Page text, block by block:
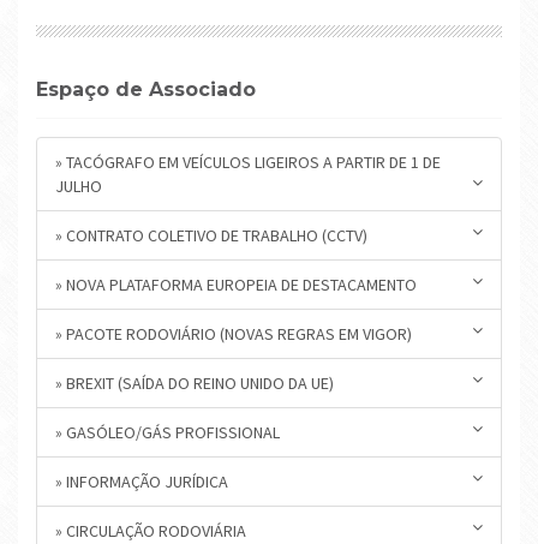
Espaço de Associado
» TACÓGRAFO EM VEÍCULOS LIGEIROS A PARTIR DE 1 DE
JULHO
» CONTRATO COLETIVO DE TRABALHO (CCTV)
» NOVA PLATAFORMA EUROPEIA DE DESTACAMENTO
» PACOTE RODOVIÁRIO (NOVAS REGRAS EM VIGOR)
» BREXIT (SAÍDA DO REINO UNIDO DA UE)
» GASÓLEO/GÁS PROFISSIONAL
» INFORMAÇÃO JURÍDICA
» CIRCULAÇÃO RODOVIÁRIA